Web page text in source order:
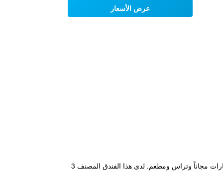
عرض الأسعار
يقع مكان إقامة "deniz otel" في إسطنبول، على بعد 5.5 كم من أبراج العذراء، ويتميز بصالة مشتركة ومواقف خاصة للسيارات مجاناً وتراس ومطعم. لدى هذا الفندق المصنف 3